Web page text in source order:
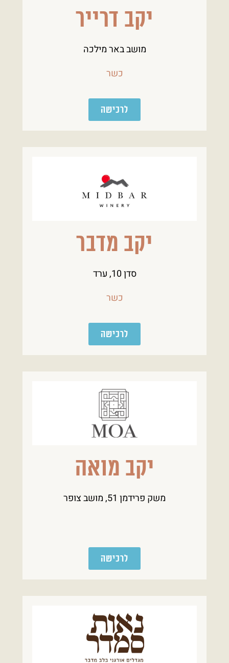
יקב דרייר
מושב באר מילכה
כשר
לרכישה
יקב מדבר
סדן 10, ערד
כשר
לרכישה
יקב מואה
משק פרידמן 51, מושב צופר
לרכישה